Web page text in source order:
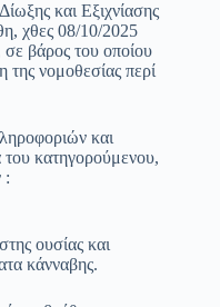
και Εξιχνίασης
χθες 08/10/2025
βάρος του οποίου
της νομοθεσίας περί
και
του κατηγορούμενου,
:
ουσίας και
κάνναβης.